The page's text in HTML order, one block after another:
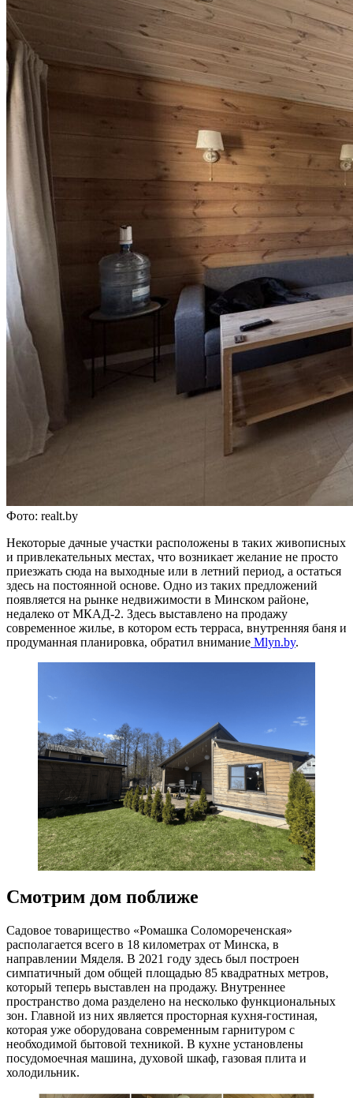
Фото: realt.by
Некоторые дачные участки расположены в таких живописных
и привлекательных местах, что возникает желание не просто
приезжать сюда на выходные или в летний период, а остаться
здесь на постоянной основе. Одно из таких предложений
появляется на рынке недвижимости в Минском районе,
недалеко от МКАД-2. Здесь выставлено на продажу
современное жилье, в котором есть терраса, внутренняя баня и
продуманная планировка, обратил внимание Mlyn.by.
Смотрим дом поближе
Садовое товарищество «Ромашка Соломореченская»
располагается всего в 18 километрах от Минска, в
направлении Мяделя. В 2021 году здесь был построен
симпатичный дом общей площадью 85 квадратных метров,
который теперь выставлен на продажу. Внутреннее
пространство дома разделено на несколько функциональных
зон. Главной из них является просторная кухня-гостиная,
которая уже оборудована современным гарнитуром с
необходимой бытовой техникой. В кухне установлены
посудомоечная машина, духовой шкаф, газовая плита и
холодильник.